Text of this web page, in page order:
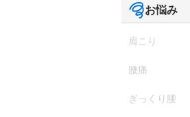
お悩み
肩こり
腰痛
ぎっくり腰